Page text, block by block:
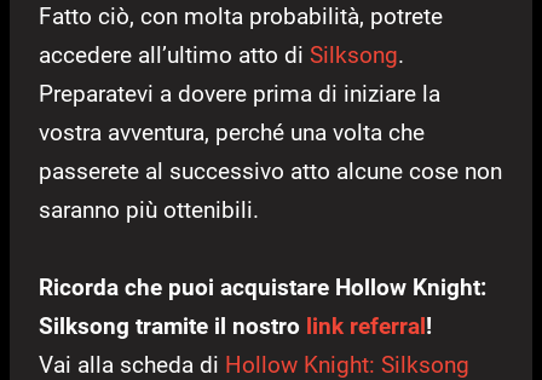
Fatto ciò, con molta probabilità, potrete
accedere all’ultimo atto di Silksong.
Preparatevi a dovere prima di iniziare la
vostra avventura, perché una volta che
passerete al successivo atto alcune cose non
saranno più ottenibili.
Ricorda che puoi acquistare Hollow Knight:
Silksong tramite il nostro link referral!
Vai alla scheda di Hollow Knight: Silksong